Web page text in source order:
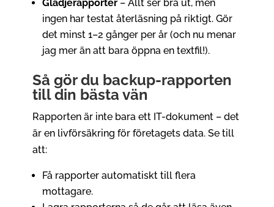
Glädjerapporter – Allt ser bra ut, men
ingen har testat återläsning på riktigt. Gör
det minst 1–2 gånger per år (och nu menar
jag mer än att bara öppna en textfil!).
Så gör du backup-rapporten
till din bästa vän
Rapporten är inte bara ett IT-dokument – det
är en livförsäkring för företagets data. Se till
att:
Få rapporter automatiskt till flera
mottagare.